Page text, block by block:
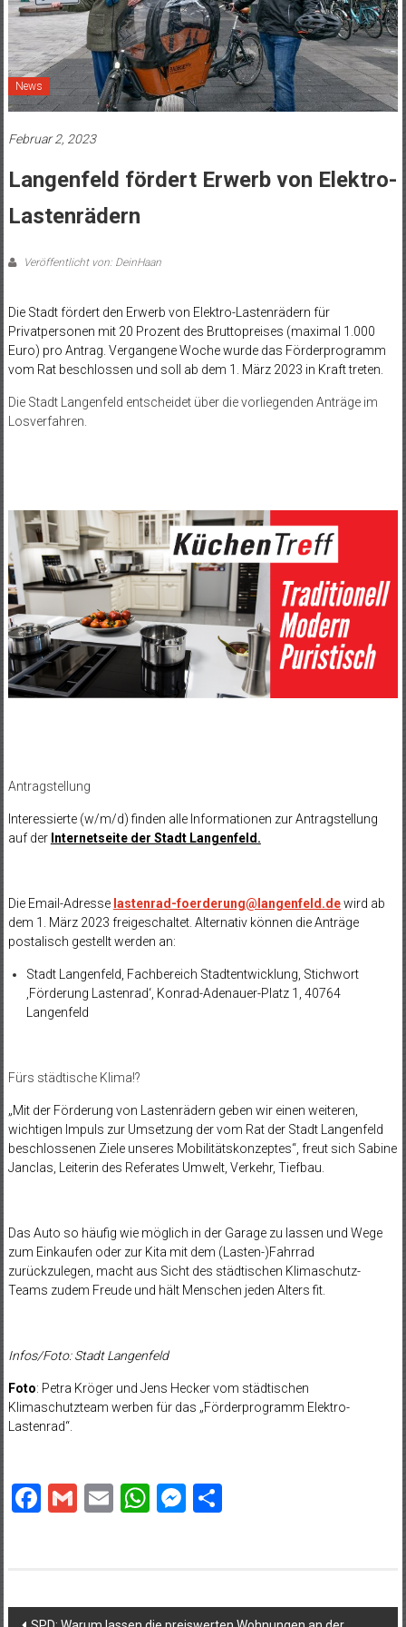
News
Februar 2, 2023
Langenfeld fördert Erwerb von Elektro-
Lastenrädern
Veröffentlicht von: DeinHaan
Die Stadt fördert den Erwerb von Elektro-Lastenrädern für
Privatpersonen mit 20 Prozent des Bruttopreises (maximal 1.000
Euro) pro Antrag. Vergangene Woche wurde das Förderprogramm
vom Rat beschlossen und soll ab dem 1. März 2023 in Kraft treten.
Die Stadt Langenfeld entscheidet über die vorliegenden Anträge im
Losverfahren.
Antragstellung
Interessierte (w/m/d) finden alle Informationen zur Antragstellung
auf der Internetseite der Stadt Langenfeld.
Die Email-Adresse lastenrad-foerderung@langenfeld.dewird ab
dem 1. März 2023 freigeschaltet. Alternativ können die Anträge
postalisch gestellt werden an:
Stadt Langenfeld, Fachbereich Stadtentwicklung, Stichwort
‚Förderung Lastenrad‘, Konrad-Adenauer-Platz 1, 40764
Langenfeld
Fürs städtische Klima!?
„Mit der Förderung von Lastenrädern geben wir einen weiteren,
wichtigen Impuls zur Umsetzung der vom Rat der Stadt Langenfeld
beschlossenen Ziele unseres Mobilitätskonzeptes“, freut sich Sabine
Janclas, Leiterin des Referates Umwelt, Verkehr, Tiefbau.
Das Auto so häufig wie möglich in der Garage zu lassen und Wege
zum Einkaufen oder zur Kita mit dem (Lasten-)Fahrrad
zurückzulegen, macht aus Sicht des städtischen Klimaschutz-
Teams zudem Freude und hält Menschen jeden Alters fit.
Infos/Foto: Stadt Langenfeld
Foto: Petra Kröger und Jens Hecker vom städtischen
Klimaschutzteam werben für das „Förderprogramm Elektro-
Lastenrad“.
Facebook
GmailEmailWhatsApp
Messenger